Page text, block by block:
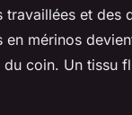
travaillées et des
mérinos
coin. Un tissu